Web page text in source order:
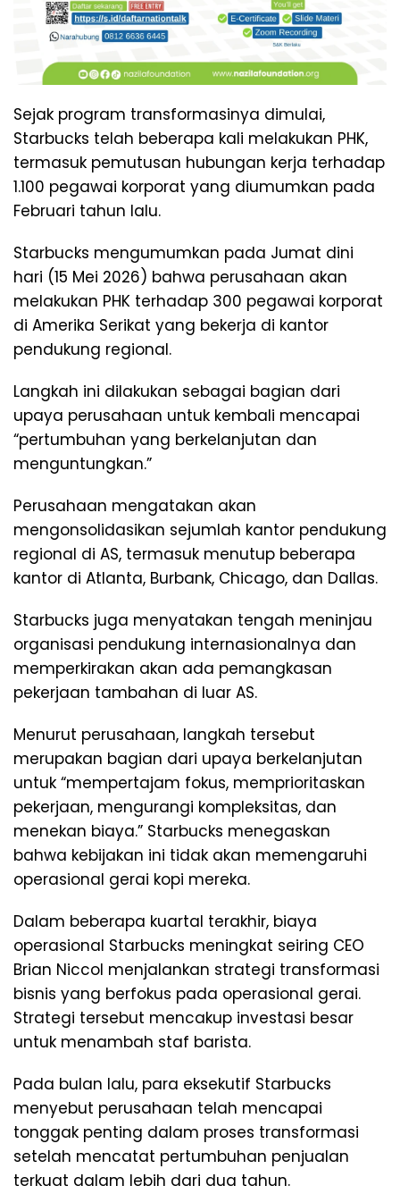
Sejak program transformasinya dimulai,
Starbucks telah beberapa kali melakukan PHK,
termasuk pemutusan hubungan kerja terhadap
1.100 pegawai korporat yang diumumkan pada
Februari tahun lalu.
Starbucks mengumumkan pada Jumat dini
hari (15 Mei 2026) bahwa perusahaan akan
melakukan PHK terhadap 300 pegawai korporat
di Amerika Serikat yang bekerja di kantor
pendukung regional.
Langkah ini dilakukan sebagai bagian dari
upaya perusahaan untuk kembali mencapai
“pertumbuhan yang berkelanjutan dan
menguntungkan.”
Perusahaan mengatakan akan
mengonsolidasikan sejumlah kantor pendukung
regional di AS, termasuk menutup beberapa
kantor di Atlanta, Burbank, Chicago, dan Dallas.
Starbucks juga menyatakan tengah meninjau
organisasi pendukung internasionalnya dan
memperkirakan akan ada pemangkasan
pekerjaan tambahan di luar AS.
Menurut perusahaan, langkah tersebut
merupakan bagian dari upaya berkelanjutan
untuk “mempertajam fokus, memprioritaskan
pekerjaan, mengurangi kompleksitas, dan
menekan biaya.” Starbucks menegaskan
bahwa kebijakan ini tidak akan memengaruhi
operasional gerai kopi mereka.
Dalam beberapa kuartal terakhir, biaya
operasional Starbucks meningkat seiring CEO
Brian Niccol menjalankan strategi transformasi
bisnis yang berfokus pada operasional gerai.
Strategi tersebut mencakup investasi besar
untuk menambah staf barista.
Pada bulan lalu, para eksekutif Starbucks
menyebut perusahaan telah mencapai
tonggak penting dalam proses transformasi
setelah mencatat pertumbuhan penjualan
terkuat dalam lebih dari dua tahun.